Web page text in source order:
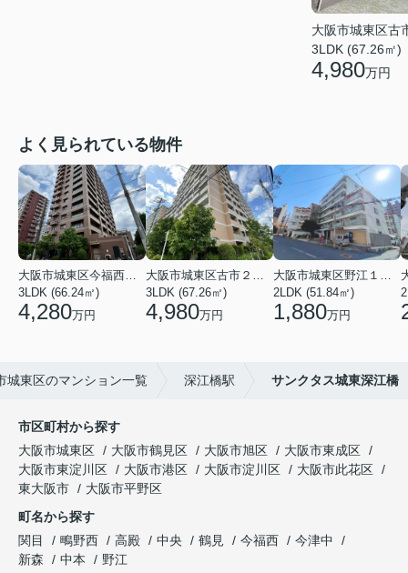
大阪市城東区古
3LDK (67.26㎡)
4,980万円
よく見られている物件
大阪市城東区今福西６丁目
3LDK (66.24㎡)
4,280万円
大阪市城東区古市２丁目
3LDK (67.26㎡)
4,980万円
大阪市城東区野江１丁目
2LDK (51.84㎡)
1,880万円
城東区のマンション一覧 深江橋駅 サンクタス城東深江橋
市区町村から探す
大阪市城東区
大阪市鶴見区 大阪市旭区
大阪市東成区
大阪市東淀川区
大阪市港区 大阪市淀川区
大阪市此花区
東大阪市
大阪市平野区
町名から探す
関目
鴫野西 高殿 中央 鶴見 今福西
今津中
新森
中本
野江